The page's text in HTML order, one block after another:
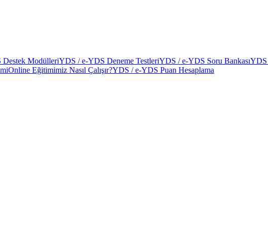
ModülleriYDS / e-YDS Deneme TestleriYDS / e-YDS Soru BankasıYDS
Online Eğitimimiz Nasıl Çalışır?YDS / e-YDS Puan Hesaplama